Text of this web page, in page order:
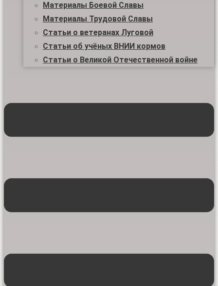
Материалы Боевой Славы
Материалы Трудовой Славы
Статьи о ветеранах Луговой
Статьи об учёных ВНИИ кормов
Статьи о Великой Отечественной войне